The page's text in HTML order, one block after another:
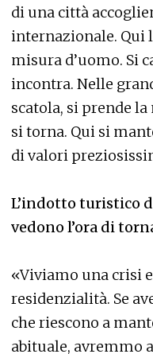
di una città
internazionale. Qui
misura d’uomo. Si
incontra. Nelle
scatola, si prende
si torna. Qui si
di valori
L’indotto turistico
vedono l’ora di
«Viviamo una crisi
residenzialità. Se
che riescono a
abituale, avremmo